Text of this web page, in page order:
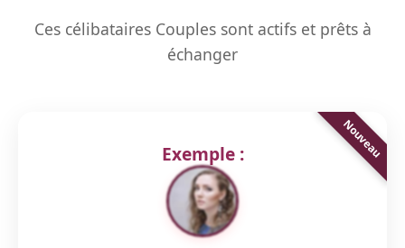
Ces célibataires Couples sont actifs et prêts à
échanger
Exemple :